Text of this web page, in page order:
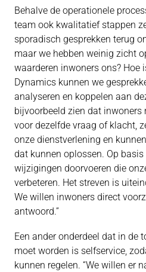
Behalve de operationele
team ook kwalitatief stappen
sporadisch gesprekken terug
maar we hebben weinig zicht
waarderen inwoners ons? Hoe
Dynamics kunnen we
analyseren en koppelen aan
bijvoorbeeld zien dat inwoners
voor dezelfde vraag of klacht,
onze dienstverlening en
dat kunnen oplossen. Op
wijzigingen doorvoeren die
verbeteren. Het streven is
We willen inwoners direct
antwoord.”
Een ander onderdeel dat in de
moet worden is selfservice,
kunnen regelen. “We willen er